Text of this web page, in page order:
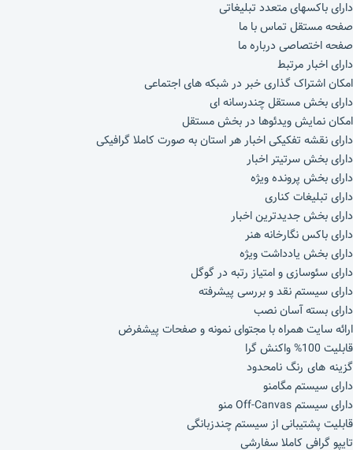
دارای باکسهای متعدد تبلیغاتی
صفحه مستقل تماس با ما
صفحه اختصاصی درباره ما
دارای اخبار مرتبط
امکان اشتراک گذاری خبر در شبکه های اجتماعی
دارای بخش مستقل چندرسانه ای
امکان نمایش ویدئوها در بخش مستقل
دارای نقشه تفکیکی اخبار هر استان به صورت کاملا گرافیکی
دارای بخش سرتیتر اخبار
دارای بخش پرونده ویژه
دارای تبلیغات کناری
دارای بخش جدیدترین اخبار
دارای باکس نگارخانه هنر
دارای بخش یادداشت ویژه
دارای سئوسازی و امتیاز رتبه در گوگل
دارای سیستم نقد و بررسی پیشرفته
دارای بسته آسان نصب
ارائه سایت همراه با مجتوای نمونه و صفحات پیشفرض
قابلیت 100% واکنش گرا
گزینه های رنگ نامحدود
دارای سیستم مگامنو
دارای سیستم Off-Canvas منو
قابلیت پشتیبانی از سیستم چندزبانگی
تایپو گرافی کاملا سفارشی